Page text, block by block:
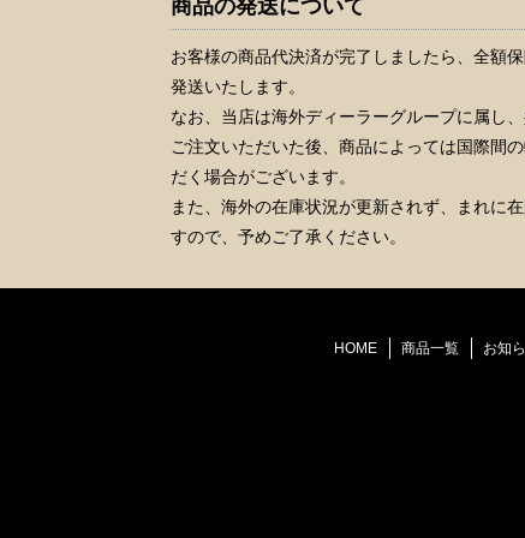
商品の発送について
お客様の商品代決済が完了しましたら、全額
発送いたします。
なお、当店は海外ディーラーグループに属し
ご注文いただいた後、商品によっては国際間
だく場合がございます。
また、海外の在庫状況が更新されず、まれに
すので、予めご了承ください。
HOME 商品一覧 お知